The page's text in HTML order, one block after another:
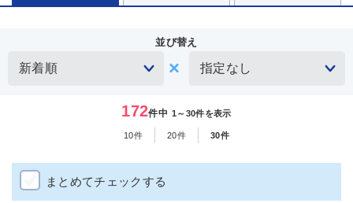
並び替え
172件中 1～30件を表示
10件 20件 30件
まとめてチェックする